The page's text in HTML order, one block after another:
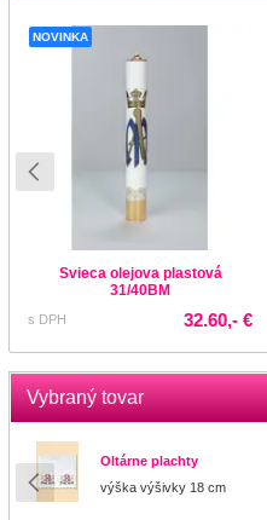
NOVINKA
Svieca olejova plastová
31/40BM
s DPH 32.60,- €
Vybraný tovar
Oltárne plachty
výška výšivky 18 cm